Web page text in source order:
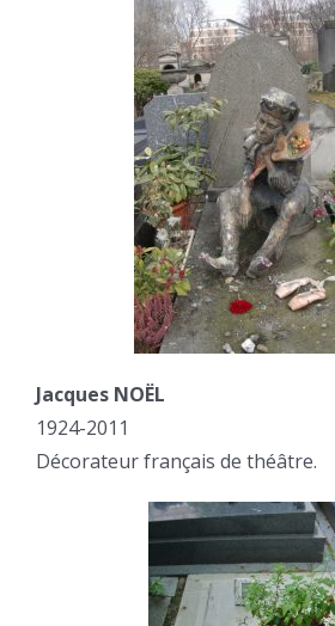
Jacques NOËL
1924-2011
Décorateur français de théâtre.